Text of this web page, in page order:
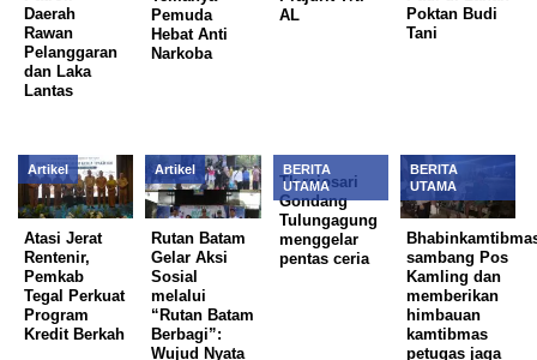
Daerah
Rawan
Pelanggaran
dan Laka
Lantas
Pemuda
Hebat Anti
Narkoba
AL
Poktan Budi
Tani
Artikel
Atasi Jerat
Rentenir,
Pemkab
Tegal Perkuat
Program
Kredit Berkah
Artikel
Rutan Batam
Gelar Aksi
Sosial
melalui
“Rutan Batam
Berbagi”:
Wujud Nyata
BERITA
UTAMA
Tk rejosari
Gondang
Tulungagung
menggelar
pentas ceria
BERITA
UTAMA
sambang Pos
Kamling dan
memberikan
himbauan
kamtibmas
petugas jaga